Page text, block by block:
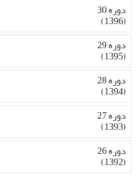
دوره 30
(1396)
دوره 29
(1395)
دوره 28
(1394)
دوره 27
(1393)
دوره 26
(1392)